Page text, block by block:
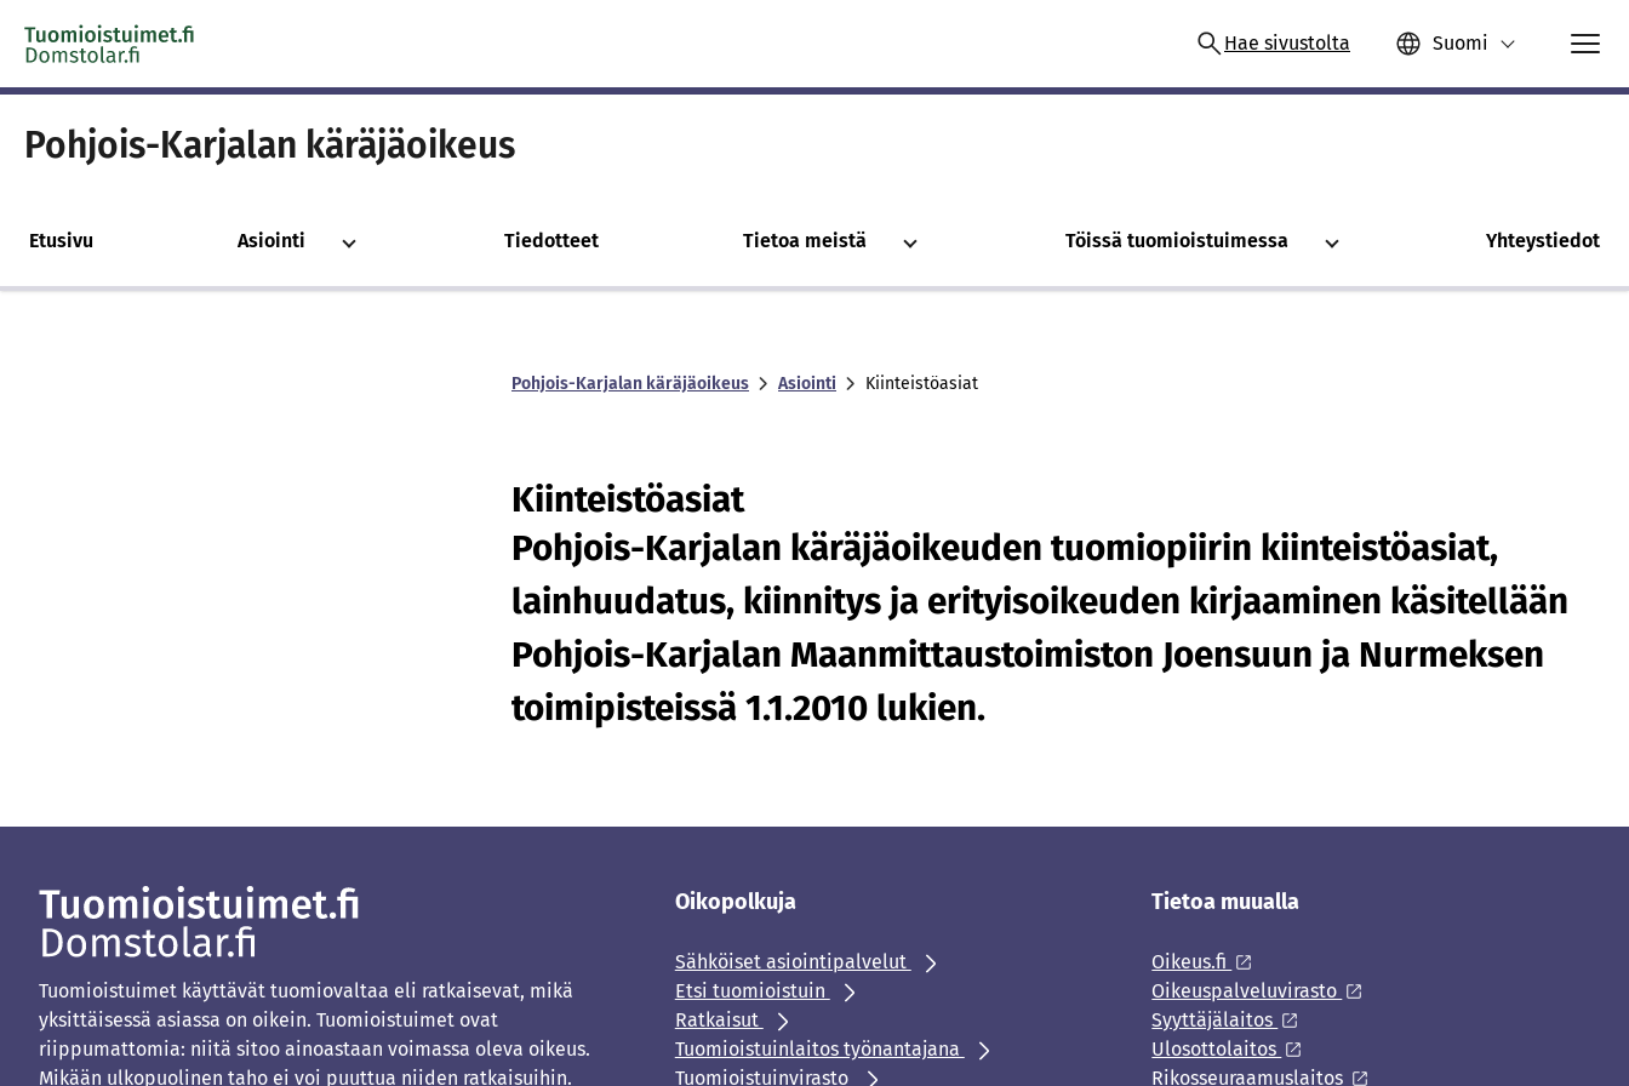
Skip to content -saavutettavuusohje Hae sivustolta Suomi
Pohjois-Karjalan käräjäoikeus
Etusivu Asiointi Tiedotteet Tietoa meistä Töissä tuomioistuimessa Yhteystiedot
Pohjois-Karjalan käräjäoikeus Asiointi Kiinteistöasiat
Kiinteistöasiat
Pohjois-Karjalan käräjäoikeuden tuomiopiirin kiinteistöasiat,
lainhuudatus, kiinnitys ja erityisoikeuden kirjaaminen käsitellään
Pohjois-Karjalan Maanmittaustoimiston Joensuun ja Nurmeksen
toimipisteissä 1.1.2010 lukien.‍
Tuomioistuimet käyttävät tuomiovaltaa eli ratkaisevat, mikä
yksittäisessä asiassa on oikein. Tuomioistuimet ovat
riippumattomia: niitä sitoo ainoastaan voimassa oleva oikeus.
Mikään ulkopuolinen taho ei voi puuttua niiden ratkaisuihin.
Oikopolkuja
Sähköiset asiointipalvelut
Etsi tuomioistuin
Ratkaisut
Tuomioistuinlaitos työnantajana
Tuomioistuinvirasto
Tietoa muualla
Oikeus.fi
Oikeuspalveluvirasto
Syyttäjälaitos
Ulosottolaitos
Rikosseuraamuslaitos